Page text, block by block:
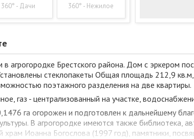
360° - Дачи 360° - Нежилое
агрогородке Брестского района. Дом с эркером
стеклопакеты Общая площадь 212,9
поэтажного разделения на две квартиры.
газ - централизованный на участке,
га огорожен и подготовлен к дальнейшему
В агрогородке имеются также библиотека,
храм Иоанна Богослова (1997 год), памятники,